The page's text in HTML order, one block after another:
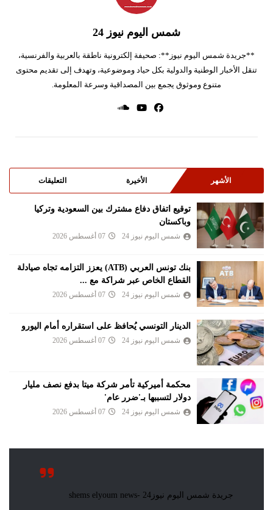
شمس اليوم نيوز 24
**جريدة شمس اليوم نيوز**: صحيفة إلكترونية ناطقة بالعربية والفرنسية،
تنقل الأخبار الوطنية والدولية بكل حياد وموضوعية، وتهدف إلى تقديم محتوى
متنوع وموثوق يجمع بين المصداقية وسرعة المعلومة.
الأشهر الأخيرة التعليقات
توقيع اتفاق دفاع مشترك بين السعودية وتركيا
وباكستان
شمس اليوم نيوز 24 07 أغسطس 2026
بنك تونس العربي (ATB) يعزز التزامه تجاه صيادلة
القطاع الخاص عبر شراكة مع ...
شمس اليوم نيوز 24 07 أغسطس 2026
الدينار التونسي يُحافظ على استقراره أمام اليورو
شمس اليوم نيوز 24 07 أغسطس 2026
محكمة أميركية تأمر شركة ميتا بدفع نصف مليار
دولار لتسببها بـ'ضرر عام'
شمس اليوم نيوز 24 07 أغسطس 2026